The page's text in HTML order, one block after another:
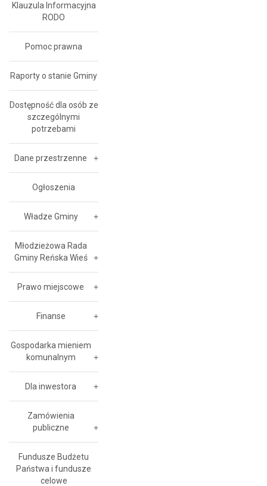
Klauzula Informacyjna
RODO
Pomoc prawna
Raporty o stanie Gminy
Dostępność dla osób ze
szczególnymi
potrzebami
Dane przestrzenne
Ogłoszenia
Władze Gminy
Młodzieżowa Rada
Gminy Reńska Wieś
Prawo miejscowe
Finanse
Gospodarka mieniem
komunalnym
Dla inwestora
Zamówienia
publiczne
Fundusze Budżetu
Państwa i fundusze
celowe